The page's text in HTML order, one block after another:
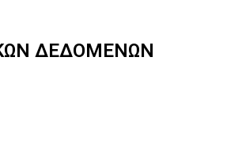
ΔΕΔΟΜΕΝΩΝ